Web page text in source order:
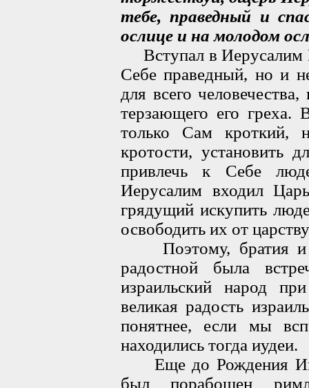
тебе, праведный и
ослице и на молодом
Вступал в Иерусалим
Себе праведный, но и
для всего
терзающего его греха.
только Сам кроткий,
кротости, установить
привлечь к Себе
Иерусалим входил
грядущий искупить
освободить их от
Поэтому, братия и
радостной была
израильский народ
великая радость
понятнее, если мы
находились тогда иудеи.
Еще до Рождения
был порабощен